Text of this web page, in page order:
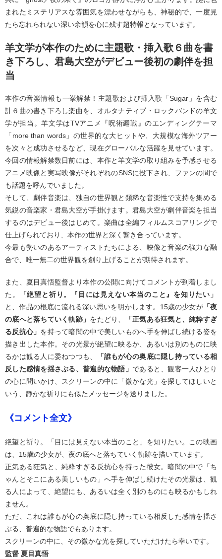
まれたミステリアスな雰囲気を漂わせながらも、神秘的で、一度見
たら忘れられない深い余韻を心に残す超特報となっています。
羊文学が本作のために主題歌・挿入歌６曲を書
き下ろし、君島大空がデビュー後初の劇伴を担
当
本作の音楽情報も一挙解禁！主題歌および挿入歌「Sugar」を含む
計６曲の書き下ろし楽曲を、オルタナティブ・ロックバンドの羊文
学が担当。羊文学はTVアニメ『呪術廻戦』のエンディングテーマ
「more than words」の世界的な大ヒットや、大規模な海外ツアー
を次々と成功させるなど、現在グローバルな活躍を見せています。
今回の情報解禁数日前には、本作と羊文学の取り組みを予感させる
アニメ映像と実写映像がそれぞれのSNSに投下され、ファンの間で
も話題を呼んでいました。
そして、劇伴音楽は、独自の世界観と類稀な音楽性で支持を集める
気鋭の音楽家・君島大空が手掛けます。君島大空が劇伴音楽を担当
するのはデビュー後はじめて。楽曲は全編フィルムスコアリングで
仕上げられており、本作の世界と深く響き合っています。
今最も勢いのあるアーティストたちによる、映像と音楽の強力な融
合で、唯一無二の世界観を創り上げることが期待されます。
また、夏目真悟監督より本作の公開に向けてコメントが到着しまし
た。
「絶望と祈り。『目には見えない本当のこと』を知りたい」
と、作品の根底に流れる深い思いを明かします。15歳の少女が「夜
の底へと落ちていく軌跡」 をたどり、
「正気ある狂気と、純粋すぎ
る反抗心」 を持って暗闇の中で美しいものへ手を伸ばし続ける姿を
描き出した本作。その光景が絶望に映るか、あるいは別のものに映
るかは観る人に委ねつつも、
「誰もが心の奥底に隠し持っている相
反した感情を揺さぶる、普遍的な物語」 であると、観客一人ひとり
の心に問いかけ、スクリーンの中に「微かな光」を探してほしいと
いう、静かな祈りにも似たメッセージを送りました。
《コメント全文》
絶望と祈り。「目には見えない本当のこと」を知りたい。この映画
は、15歳の少女が、夜の底へと落ちていく軌跡を描いています。
正気ある狂気と、純粋すぎる反抗心を持った彼女。暗闇の中で「ち
ゃんとそこにある美しいもの」へ手を伸ばし続けたその光景は、観
る人によって、絶望にも、あるいは全く別のものにも映るかもしれ
ません。
ただ、これは誰もが心の奥底に隠し持っている相反した感情を揺さ
ぶる、普遍的な物語でもあります。
スクリーンの中に、その微かな光を探していただけたら幸いです。
監督 夏目真悟